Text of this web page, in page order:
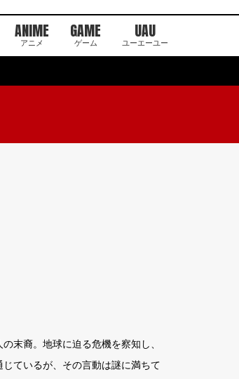
ANIME
アニメ
GAME
ゲーム
UAU
ユーエーユー
末裔。地球に迫る危機を察知し、
ているが、その言動は謎に満ちて